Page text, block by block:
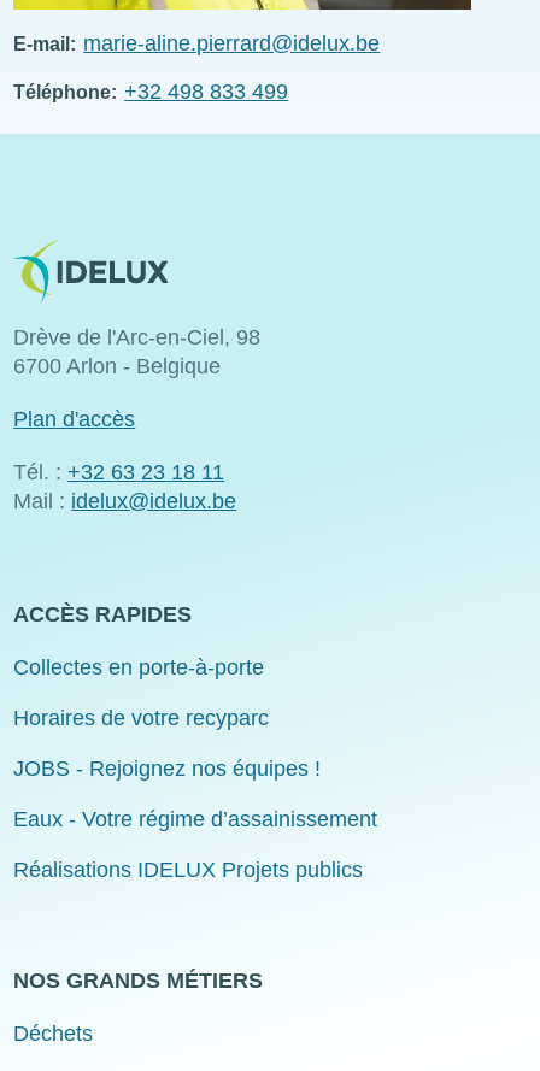
E-mail marie-aline.pierrard@idelux.be
Téléphone +32 498 833 499
Image
Drève de l'Arc-en-Ciel, 98
6700 Arlon - Belgique
Plan d'accès
Tél. : +32 63 23 18 11
Mail : idelux@idelux.be
ACCÈS RAPIDES
Collectes en porte-à-porte
Horaires de votre recyparc
JOBS - Rejoignez nos équipes !
Eaux - Votre régime d’assainissement
Réalisations IDELUX Projets publics
NOS GRANDS MÉTIERS
Déchets